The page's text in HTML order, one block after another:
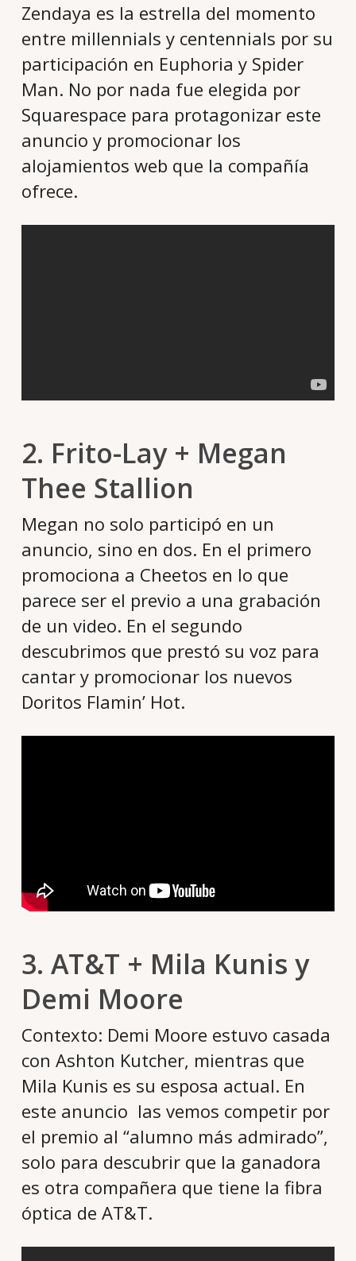
Zendaya es la estrella del momento
entre millennials y centennials por su
participación en Euphoria y Spider
Man. No por nada fue elegida por
Squarespace para protagonizar este
anuncio y promocionar los
alojamientos web que la compañía
ofrece.
2. Frito-Lay + Megan
Thee Stallion
Megan no solo participó en un
anuncio, sino en dos. En el primero
promociona a Cheetos en lo que
parece ser el previo a una grabación
de un video. En el segundo
descubrimos que prestó su voz para
cantar y promocionar los nuevos
Doritos Flamin’ Hot.
3. AT&T + Mila Kunis y
Demi Moore
Contexto: Demi Moore estuvo casada
con Ashton Kutcher, mientras que
Mila Kunis es su esposa actual. En
este anuncio las vemos competir por
el premio al “alumno más admirado”,
solo para descubrir que la ganadora
es otra compañera que tiene la fibra
óptica de AT&T.